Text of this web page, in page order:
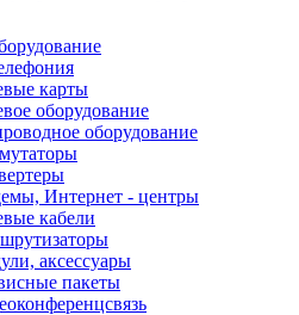
карты
оборудование
оборудование
Интернет - центры
кабели
аксессуары
пакеты